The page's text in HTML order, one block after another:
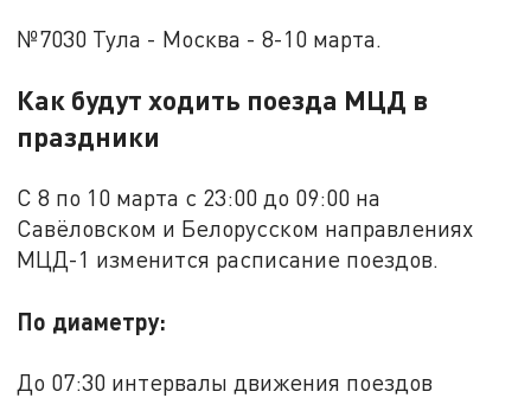
№7030 Тула - Москва - 8-10 марта.
Как будут ходить поезда МЦД в
праздники
С 8 по 10 марта с 23:00 до 09:00 на
Савёловском и Белорусском направлениях
МЦД-1 изменится расписание поездов.
По диаметру:
До 07:30 интервалы движения поездов